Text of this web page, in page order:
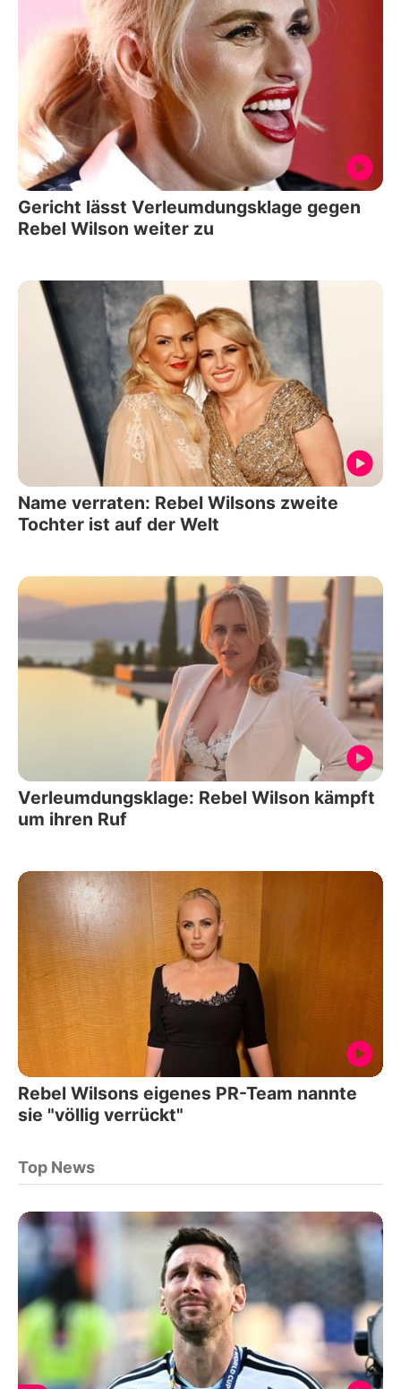
Gericht lässt Verleumdungsklage gegen
Rebel Wilson weiter zu
Name verraten: Rebel Wilsons zweite
Tochter ist auf der Welt
Verleumdungsklage: Rebel Wilson kämpft
um ihren Ruf
Rebel Wilsons eigenes PR-Team nannte
sie "völlig verrückt"
Top News